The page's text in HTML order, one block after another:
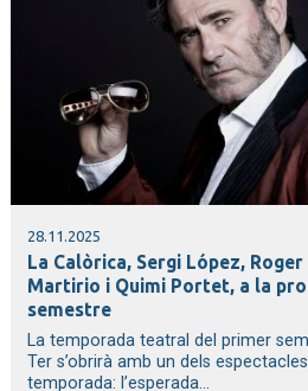
28.11.2025
La Calòrica, Sergi López,
Martirio i Quimi Portet, a la
semestre
La temporada teatral del primer
Ter s’obrirà amb un dels
temporada: l’esperada...